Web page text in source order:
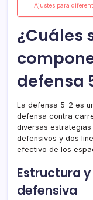
Ajustes para
¿Cuáles
defensa
La defensa 5-2 es
defensa contra
diversas estrategias
defensivos y dos
efectivo de los
Estructura
defensiva